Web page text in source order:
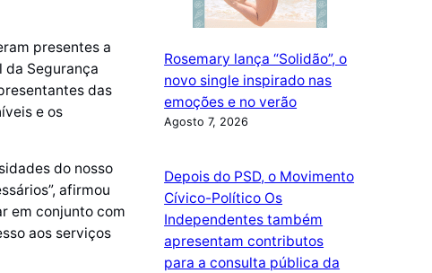
presentes a
da Segurança
das
e os
do nosso
afirmou
em conjunto com
aos serviços
Rosemary lança “Solidão”, o
novo single inspirado nas
emoções e no verão
Agosto 7, 2026
Depois do PSD, o Movimento
Cívico-Político Os
Independentes também
apresentam contributos
para a consulta pública da